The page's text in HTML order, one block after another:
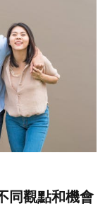
同觀點和機會